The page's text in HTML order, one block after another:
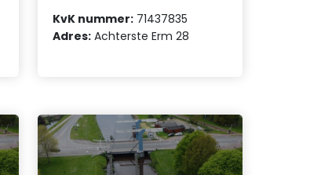
KvK nummer: 71437835
Adres: Achterste Erm 28